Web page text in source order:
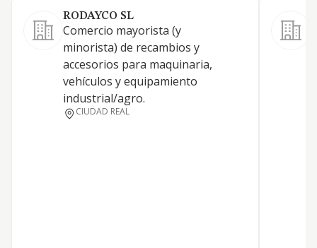
RODAYCO SL
Comercio mayorista (y
minorista) de recambios y
accesorios para maquinaria,
vehículos y equipamiento
industrial/agro.
CIUDAD REAL